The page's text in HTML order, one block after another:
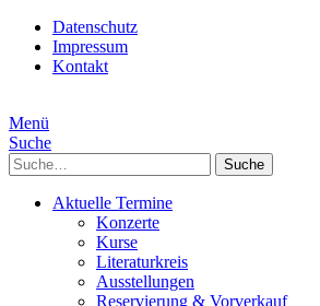
Datenschutz
Impressum
Kontakt
Menü
Suche
Suche
Aktuelle Termine
Konzerte
Kurse
Literaturkreis
Ausstellungen
Reservierung & Vorverkauf